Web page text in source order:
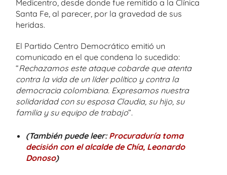
Medicentro, desde donde fue remitido a la Clínica
Santa Fe, al parecer, por la gravedad de sus
heridas.
El Partido Centro Democrático emitió un
comunicado en el que condena lo sucedido:
“Rechazamos este ataque cobarde que atenta
contra la vida de un líder político y contra la
democracia colombiana. Expresamos nuestra
solidaridad con su esposa Claudia, su hijo, su
familia y su equipo de trabajo”.
(También puede leer: Procuraduría toma
decisión con el alcalde de Chía, Leonardo
Donoso)